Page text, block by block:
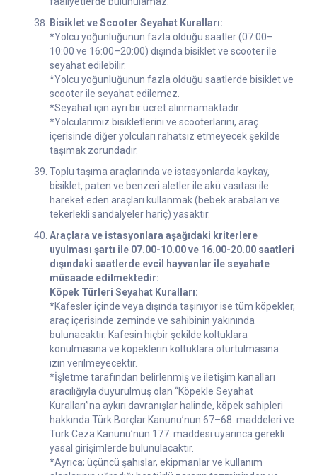
Bisiklet ve Scooter Seyahat Kuralları:
*Yolcu yoğunluğunun fazla olduğu saatler (07:00–
10:00 ve 16:00–20:00) dışında bisiklet ve scooter ile
seyahat edilebilir.
*Yolcu yoğunluğunun fazla olduğu saatlerde bisiklet ve
scooter ile seyahat edilemez.
*Seyahat için ayrı bir ücret alınmamaktadır.
*Yolcularımız bisikletlerini ve scooterlarını, araç
içerisinde diğer yolcuları rahatsız etmeyecek şekilde
taşımak zorundadır.
Toplu taşıma araçlarında ve istasyonlarda kaykay,
bisiklet, paten ve benzeri aletler ile akü vasıtası ile
hareket eden araçları kullanmak (bebek arabaları ve
tekerlekli sandalyeler hariç) yasaktır.
Araçlara ve istasyonlara aşağıdaki kriterlere
uyulması şartı ile 07.00-10.00 ve 16.00-20.00 saatleri
dışındaki saatlerde evcil hayvanlar ile seyahate
müsaade edilmektedir:
Köpek Türleri Seyahat Kuralları:
*Kafesler içinde veya dışında taşınıyor ise tüm köpekler,
araç içerisinde zeminde ve sahibinin yakınında
bulunacaktır. Kafesin hiçbir şekilde koltuklara
konulmasına ve köpeklerin koltuklara oturtulmasına
izin verilmeyecektir.
*İşletme tarafından belirlenmiş ve iletişim kanalları
aracılığıyla duyurulmuş olan “Köpekle Seyahat
Kuralları”na aykırı davranışlar halinde, köpek sahipleri
hakkında Türk Borçlar Kanunu’nun 67–68. maddeleri ve
Türk Ceza Kanunu’nun 177. maddesi uyarınca gerekli
yasal girişimlerde bulunulacaktır.
*Ayrıca; üçüncü şahıslar, ekipmanlar ve kullanım